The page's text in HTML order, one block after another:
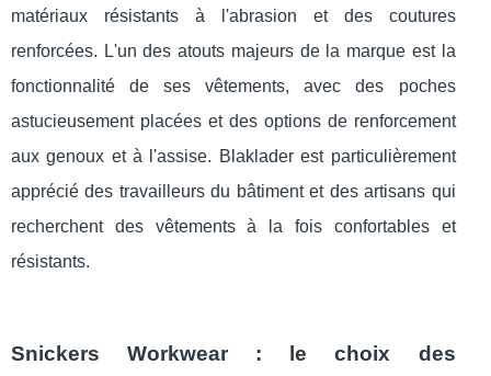
matériaux résistants à l'abrasion et des coutures
renforcées. L'un des atouts majeurs de la marque est la
fonctionnalité de ses vêtements, avec des poches
astucieusement placées et des options de renforcement
aux genoux et à l'assise. Blaklader est particulièrement
apprécié des travailleurs du bâtiment et des artisans qui
recherchent des vêtements à la fois confortables et
résistants.
Snickers Workwear : le choix des